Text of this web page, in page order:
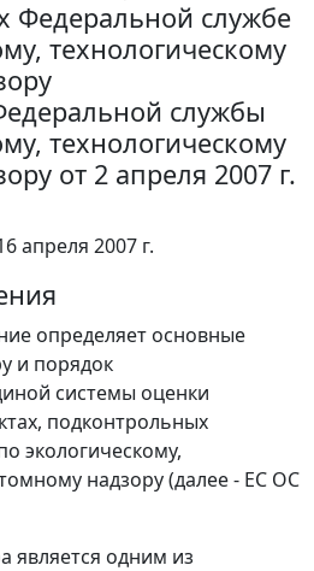
Федеральной службе
технологическому
службы
технологическому
от 2 апреля 2007 г.
апреля 2007 г.
определяет основные
и порядок
системы оценки
подконтрольных
экологическому,
надзору (далее - ЕС ОС
является одним из